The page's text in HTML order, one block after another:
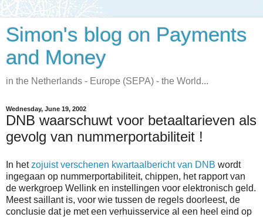
Simon's blog on Payments
and Money
in the Netherlands - Europe (SEPA) - the World...
Wednesday, June 19, 2002
DNB waarschuwt voor betaaltarieven als
gevolg van nummerportabiliteit !
In hetzojuist verschenen kwartaalbericht van DNB wordt
ingegaan op nummerportabiliteit, chippen, het rapport van
de werkgroep Wellink en instellingen voor elektronisch geld.
Meest saillant is, voor wie tussen de regels doorleest, de
conclusie dat je met een verhuisservice al een heel eind op